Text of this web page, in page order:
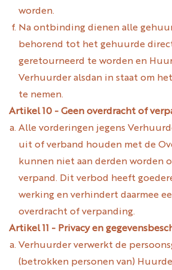
worden.
Na ontbinding dienen alle
behorend tot het gehuurde
geretourneerd te worden en
Verhuurder alsdan in staat om
te nemen.
Artikel 10 - Geen overdracht of
Alle vorderingen jegens
uit of verband houden met de
kunnen niet aan derden worden
verpand. Dit verbod heeft
werking en verhindert daarmee
overdracht of verpanding.
Artikel 11 - Privacy en
Verhuurder verwerkt de
(betrokken personen van)